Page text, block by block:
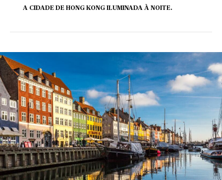
A CIDADE DE HONG KONG ILUMINADA À NOITE.